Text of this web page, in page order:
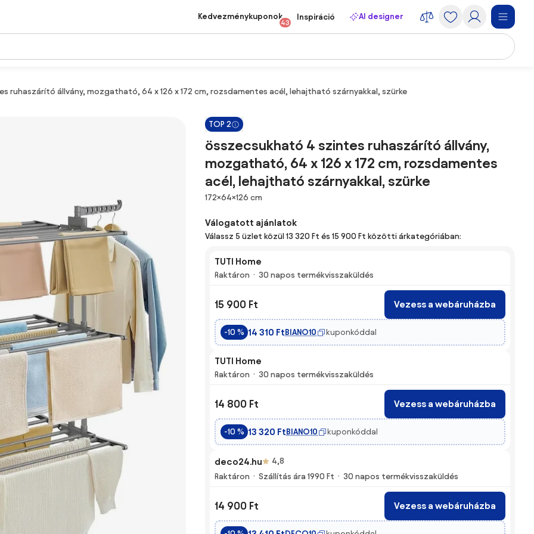
Kedvezménykuponok
43
Inspiráció AI designer
ruhaszárító állvány, mozgatható, 64 x 126 x 172 cm, rozsdamentes acél, lehajtható szárnyakkal, szürke
TOP 2
összecsukható 4 szintes ruhaszárító állvány,
mozgatható, 64 x 126 x 172 cm, rozsdamentes
acél, lehajtható szárnyakkal, szürke
Méretek
172×64×126 cm
Válogatott ajánlatok
Válassz 5 üzlet közül 13 320 Ft és 15 900 Ft közötti árkategóriában:
TUTI Home
Raktáron 30 napos termékvisszaküldés
15 900 Ft Vezess a webáruházba
-10 % 14 310 FtBIANO10 kuponkóddal
TUTI Home
Raktáron 30 napos termékvisszaküldés
14 800 Ft Vezess a webáruházba
-10 % 13 320 FtBIANO10 kuponkóddal
deco24.hu
4,8
Raktáron
Szállítás ára 1990 Ft 30 napos termékvisszaküldés
14 900 Ft Vezess a webáruházba